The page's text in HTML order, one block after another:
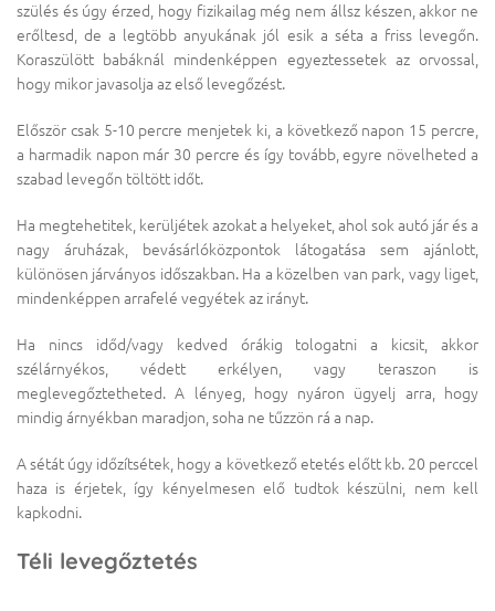
szülés és úgy érzed, hogy fizikailag még nem állsz készen, akkor ne
erőltesd, de a legtöbb anyukának jól esik a séta a friss levegőn.
Koraszülött babáknál mindenképpen egyeztessetek az orvossal,
hogy mikor javasolja az első levegőzést.
Először csak 5-10 percre menjetek ki, a következő napon 15 percre,
a harmadik napon már 30 percre és így tovább, egyre növelheted a
szabad levegőn töltött időt.
Ha megtehetitek, kerüljétek azokat a helyeket, ahol sok autó jár és a
nagy áruházak, bevásárlóközpontok látogatása sem ajánlott,
különösen járványos időszakban. Ha a közelben van park, vagy liget,
mindenképpen arrafelé vegyétek az irányt.
Ha nincs időd/vagy kedved órákig tologatni a kicsit, akkor
szélárnyékos, védett erkélyen, vagy teraszon is
meglevegőztetheted. A lényeg, hogy nyáron ügyelj arra, hogy
mindig árnyékban maradjon, soha ne tűzzön rá a nap.
A sétát úgy időzítsétek, hogy a következő etetés előtt kb. 20 perccel
haza is érjetek, így kényelmesen elő tudtok készülni, nem kell
kapkodni.
Téli levegőztetés